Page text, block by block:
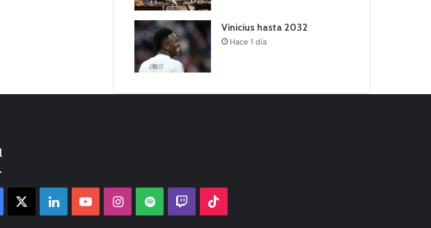
Vinicius hasta 2032
Hace 1 día
Facebook LinkedInYouTubeInstagram
Spotify Twitch